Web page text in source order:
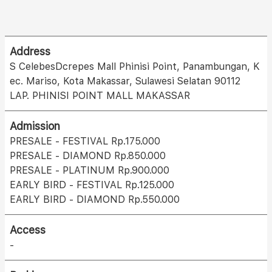
Address
S CelebesDcrepes Mall Phinisi Point, Panambungan, K
ec. Mariso, Kota Makassar, Sulawesi Selatan 90112
LAP. PHINISI POINT MALL MAKASSAR
Admission
PRESALE - FESTIVAL Rp.175.000
PRESALE - DIAMOND Rp.850.000
PRESALE - PLATINUM Rp.900.000
EARLY BIRD - FESTIVAL Rp.125.000
EARLY BIRD - DIAMOND Rp.550.000
Access
-